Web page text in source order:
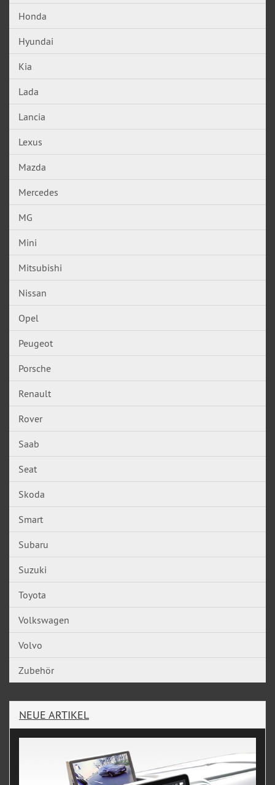
Honda
Hyundai
Kia
Lada
Lancia
Lexus
Mazda
Mercedes
MG
Mini
Mitsubishi
Nissan
Opel
Peugeot
Porsche
Renault
Rover
Saab
Seat
Skoda
Smart
Subaru
Suzuki
Toyota
Volkswagen
Volvo
Zubehör
NEUE ARTIKEL